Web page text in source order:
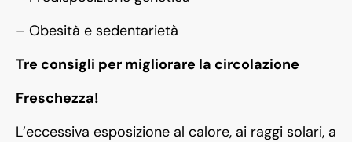
– Obesità e sedentarietà
Tre consigli per migliorare la circolazione
Freschezza!
L’eccessiva esposizione al calore, ai raggi solari, a